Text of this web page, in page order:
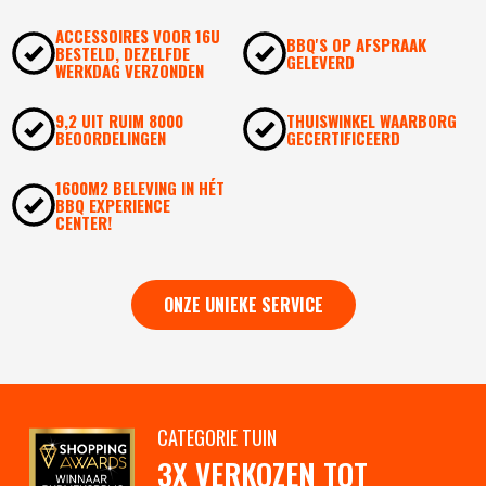
ACCESSOIRES VOOR 16U
BESTELD, DEZELFDE
WERKDAG VERZONDEN
BBQ'S OP AFSPRAAK
GELEVERD
9,2 UIT RUIM 8000
BEOORDELINGEN
THUISWINKEL WAARBORG
GECERTIFICEERD
1600M2 BELEVING IN HÉT
BBQ EXPERIENCE
CENTER!
ONZE UNIEKE SERVICE
CATEGORIE TUIN
3X VERKOZEN TOT